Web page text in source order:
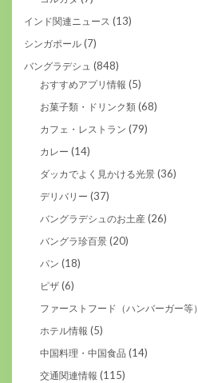
インド関連ニュース (13)
シンガポール (7)
バングラデシュ (848)
おすすめアプリ情報 (5)
お菓子類・ドリンク類 (68)
カフェ・レストラン (79)
カレー (14)
ダッカでよく見かける光景 (36)
デリバリー (37)
バングラデシュのお土産 (26)
バングラ珍百景 (20)
パン (18)
ピザ (6)
ファーストフード（ハンバーガー等）
ホテル情報 (5)
中国料理・中国食品 (14)
交通関連情報 (115)